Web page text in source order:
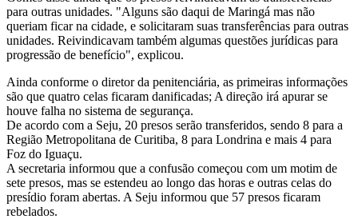
para outras unidades. "Alguns são daqui de Maringá mas não
queriam ficar na cidade, e solicitaram suas transferências para outras
unidades. Reivindicavam também algumas questões jurídicas para
progressão de benefício", explicou.
Ainda conforme o diretor da penitenciária, as primeiras informações
são que quatro celas ficaram danificadas; A direção irá apurar se
houve falha no sistema de segurança.
De acordo com a Seju, 20 presos serão transferidos, sendo 8 para a
Região Metropolitana de Curitiba, 8 para Londrina e mais 4 para
Foz do Iguaçu.
A secretaria informou que a confusão começou com um motim de
sete presos, mas se estendeu ao longo das horas e outras celas do
presídio foram abertas. A Seju informou que 57 presos ficaram
rebelados.